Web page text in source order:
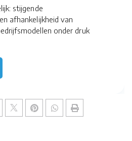
stijgende
afhankelijkheid van
onder druk